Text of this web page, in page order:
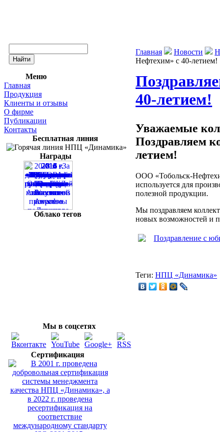
Меню
Главная
Продукция
Клиенты и отзывы
О фирме
Публикации
Контакты
Бесплатная линия
Награды
Облако тегов
Мы в соцсетях
Сертификация
Главная Новости
Нефтехим» с 40-летием!
40-летием!
Уважаемые
Поздравляем
летием!
ООО «Тобольск-
используется для
полезной продукции.
Мы поздравляем
новых возможностей и
Теги: НПЦ «Динамика»